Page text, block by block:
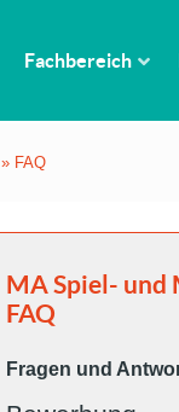
Fachbereich
» FAQ
MA Spiel- und
FAQ
Fragen und